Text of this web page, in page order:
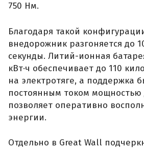
750 Нм.
Благодаря такой
внедорожник разгоняется до
секунды. Литий-ионная
кВт·ч обеспечивает до 110
на электротяге, а поддержка
постоянным током мощностью
позволяет оперативно
энергии.
Отдельно в Great Wall